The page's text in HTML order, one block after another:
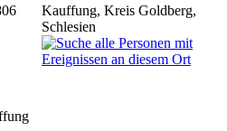
Kauffung, Kreis Goldberg,
Schlesien